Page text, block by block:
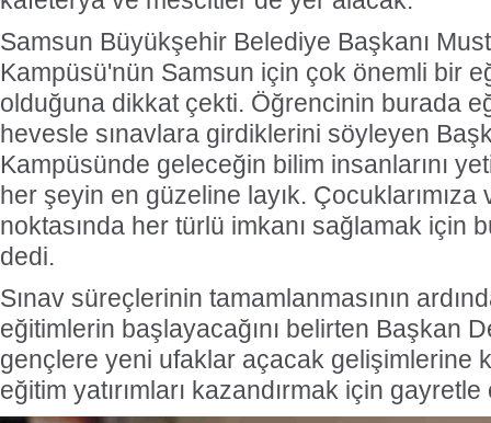
Samsun Büyükşehir Belediye Başkanı
Kampüsü'nün Samsun için çok önemli bir
olduğuna dikkat çekti. Öğrencinin burada
hevesle sınavlara girdiklerini söyleyen
Kampüsünde geleceğin bilim insanlarını
her şeyin en güzeline layık.
noktasında her türlü imkanı sağlamak için
dedi.
Sınav süreçlerinin tamamlanmasının
eğitimlerin başlayacağını belirten Başkan
gençlere yeni ufaklar açacak gelişimlerine
eğitim yatırımları kazandırmak için gayretle